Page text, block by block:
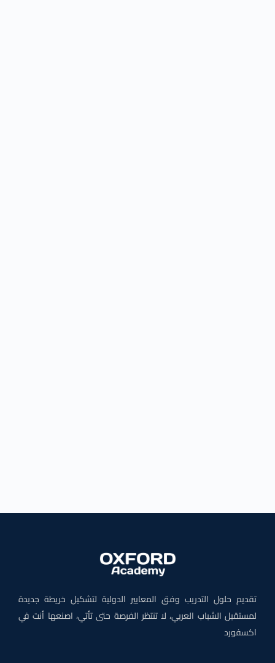
تقديم حلول التدريب وفق المعايير الدولية لتشكيل خريطة جديدة
لمستقبل الشباب العربي، لا تنتظر الفرصة حتى تأتي، اصنعها أنت في
اكسفورد